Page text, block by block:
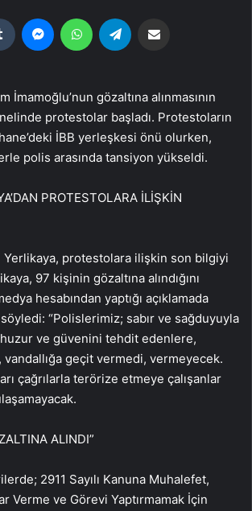
Tumblr MessengerWhatsApp
İmamoğlu’nun gözaltına alınmasının
protestolar başladı. Protestoların
İBB yerleşkesi önü olurken,
polis arasında tansiyon yükseldi.
PROTESTOLARA İLİŞKİN
Yerlikaya, protestolara ilişkin son bilgiyi
97 kişinin gözaltına alındığını
hesabından yaptığı açıklamada
“Polislerimiz; sabır ve sağduyuyla
ve güvenini tehdit edenlere,
geçit vermedi, vermeyecek.
çağrılarla terörize etmeye çalışanlar
ALINDI”
2911 Sayılı Kanuna Muhalefet,
Verme ve Görevi Yaptırmamak İçin